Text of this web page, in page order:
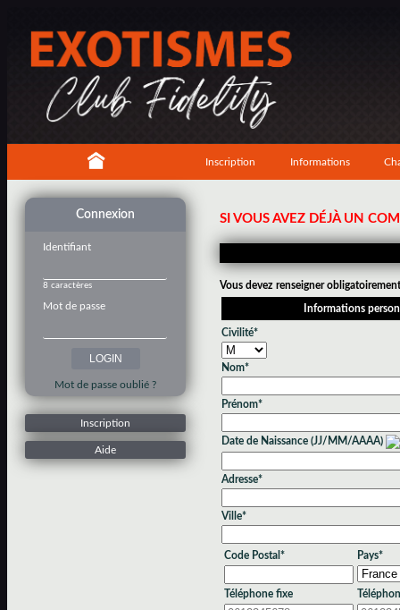
Inscription Informations
Connexion
Identifiant
8 caractères
Mot de passe
Mot de passe oublié ?
Inscription
Aide
SI VOUS AVEZ DÉJÀ UN
Vous devez renseigner
Informations
Civilité*
Nom*
Prénom*
Date de Naissance (JJ/MM/AAAA)
Adresse*
Ville*
Code Postal* Pays*
Téléphone fixe